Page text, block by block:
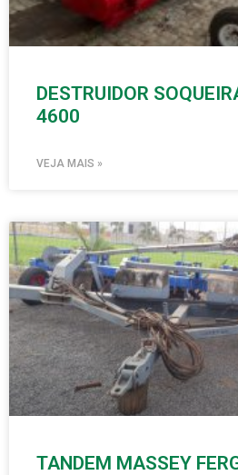
DESTRUIDOR
4600
VEJA MAIS »
TANDEM MASSEY